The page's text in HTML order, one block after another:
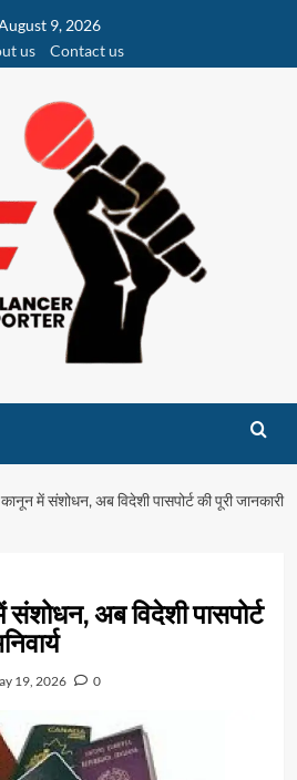
9, 2026
us
Contact us
में संशोधन, अब विदेशी पासपोर्ट की पूरी जानकारी
अब विदेशी पासपोर्ट
19, 2026 0